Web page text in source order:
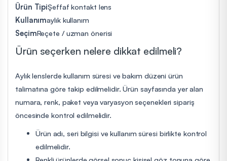
Ürün TipiŞeffaf kontakt lens
Kullanımaylık kullanım
SeçimReçete / uzman önerisi
Ürün seçerken nelere dikkat edilmeli?
Aylık lenslerde kullanım süresi ve bakım düzeni ürün
talimatına göre takip edilmelidir. Ürün sayfasında yer alan
numara, renk, paket veya varyasyon seçenekleri sipariş
öncesinde kontrol edilmelidir.
Ürün adı, seri bilgisi ve kullanım süresi birlikte kontrol
edilmelidir.